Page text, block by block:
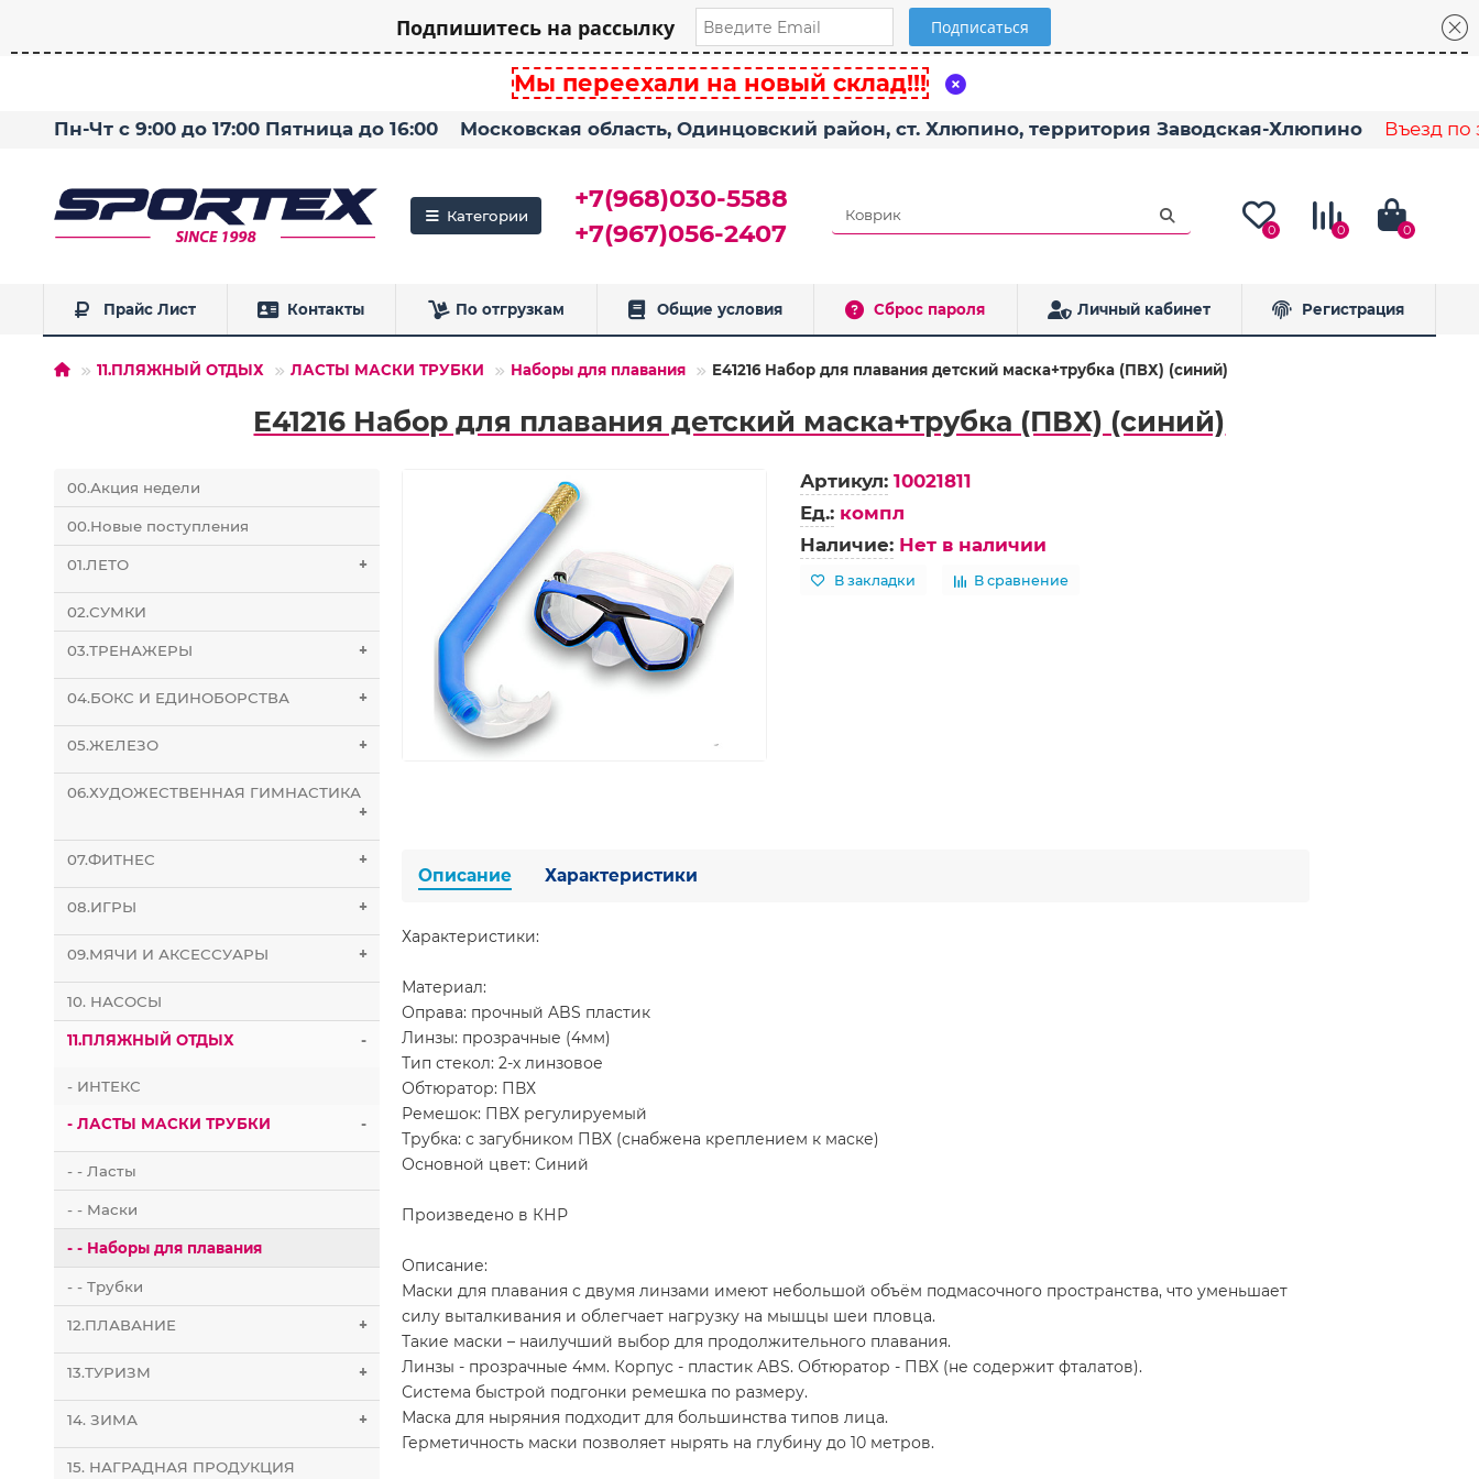
Подпишитесь на рассылку
Мы переехали на новый склад!!!
Пн-Чт с 9:00 до 17:00 Пятница до 16:00 Московская область, Одинцовский район, ст. Хлюпино, территория Заводская-Хлюпино Въезд по
Категории
+7(968)030-5588
+7(967)056-2407
0 0 0
Прайс Лист Контакты По отгрузкам Общие условия Сброс пароля Личный кабинет Регистрация
11.ПЛЯЖНЫЙ ОТДЫХ ЛАСТЫ МАСКИ ТРУБКИ Наборы для плавания E41216 Набор для плавания детский маска+трубка (ПВХ) (синий)
E41216 Набор для плавания детский маска+трубка (ПВХ) (синий)
00.Акция недели
00.Новые поступления
01.ЛЕТО +
02.СУМКИ
03.ТРЕНАЖЕРЫ +
04.БОКС И ЕДИНОБОРСТВА +
05.ЖЕЛЕЗО +
06.ХУДОЖЕСТВЕННАЯ ГИМНАСТИКА
+
07.ФИТНЕС +
08.ИГРЫ +
09.МЯЧИ И АКСЕССУАРЫ +
10. НАСОСЫ
11.ПЛЯЖНЫЙ ОТДЫХ -
- ИНТЕКС
- ЛАСТЫ МАСКИ ТРУБКИ -
- - Ласты
- - Маски
- - Наборы для плавания
- - Трубки
12.ПЛАВАНИЕ +
13.ТУРИЗМ +
14. ЗИМА +
15. НАГРАДНАЯ ПРОДУКЦИЯ
Артикул: 10021811
Ед.: компл
Наличие: Нет в наличии
В закладки В сравнение
Описание Характеристики
Характеристики:
Материал:
Оправа: прочный ABS пластик
Линзы: прозрачные (4мм)
Тип стекол: 2-х линзовое
Обтюратор: ПВХ
Ремешок: ПВХ регулируемый
Трубка: с загубником ПВХ (снабжена креплением к маске)
Основной цвет: Синий
Произведено в КНР
Описание:
Маски для плавания с двумя линзами имеют небольшой объём подмасочного пространства, что уменьшает
силу выталкивания и облегчает нагрузку на мышцы шеи пловца.
Такие маски – наилучший выбор для продолжительного плавания.
Линзы - прозрачные 4мм. Корпус - пластик ABS. Обтюратор - ПВХ (не содержит фталатов).
Система быстрой подгонки ремешка по размеру.
Маска для ныряния подходит для большинства типов лица.
Герметичность маски позволяет нырять на глубину до 10 метров.